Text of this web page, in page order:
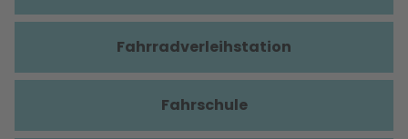
Fahrradverleihstation
Fahrschule